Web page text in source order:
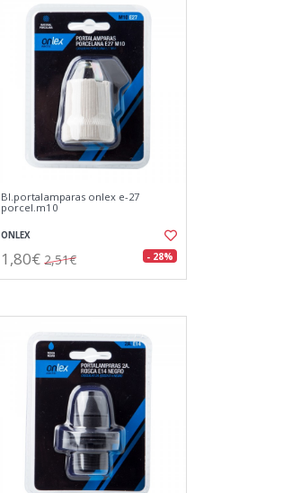
Bl.portalamparas onlex e-27
porcel.m10
ONLEX
1,80€ 2,51€ - 28%